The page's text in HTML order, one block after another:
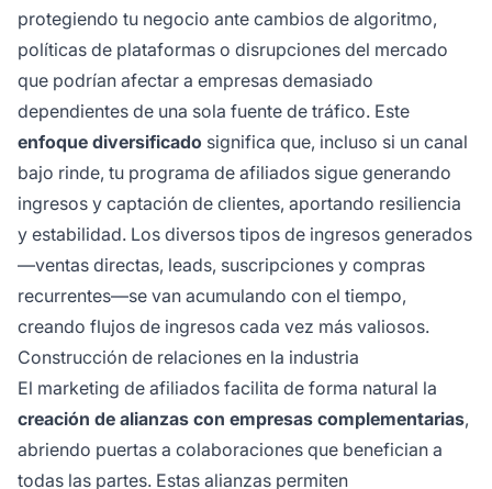
protegiendo tu negocio ante cambios de algoritmo,
políticas de plataformas o disrupciones del mercado
que podrían afectar a empresas demasiado
dependientes de una sola fuente de tráfico. Este
enfoque diversificado significa que, incluso si un canal
bajo rinde, tu programa de afiliados sigue generando
ingresos y captación de clientes, aportando resiliencia
y estabilidad. Los diversos tipos de ingresos generados
—ventas directas, leads, suscripciones y compras
recurrentes—se van acumulando con el tiempo,
creando flujos de ingresos cada vez más valiosos.
Construcción de relaciones en la industria
El marketing de afiliados facilita de forma natural la
creación de alianzas con empresas complementarias,
abriendo puertas a colaboraciones que benefician a
todas las partes. Estas alianzas permiten